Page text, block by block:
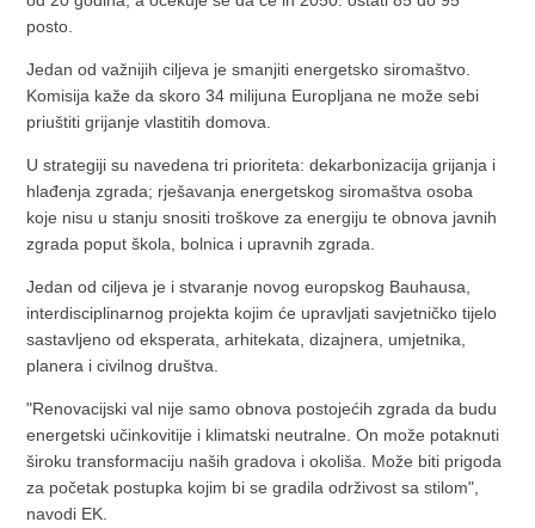
posto.
Jedan od važnijih ciljeva je smanjiti energetsko siromaštvo.
Komisija kaže da skoro 34 milijuna Europljana ne može sebi
priuštiti grijanje vlastitih domova.
U strategiji su navedena tri prioriteta: dekarbonizacija grijanja i
hlađenja zgrada; rješavanja energetskog siromaštva osoba
koje nisu u stanju snositi troškove za energiju te obnova javnih
zgrada poput škola, bolnica i upravnih zgrada.
Jedan od ciljeva je i stvaranje novog europskog Bauhausa,
interdisciplinarnog projekta kojim će upravljati savjetničko tijelo
sastavljeno od eksperata, arhitekata, dizajnera, umjetnika,
planera i civilnog društva.
"Renovacijski val nije samo obnova postojećih zgrada da budu
energetski učinkovitije i klimatski neutralne. On može potaknuti
široku transformaciju naših gradova i okoliša. Može biti prigoda
za početak postupka kojim bi se gradila održivost sa stilom",
navodi EK.